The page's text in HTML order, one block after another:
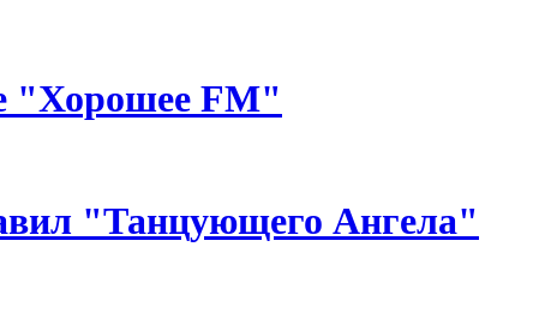
"Хорошее FM"
"Танцующего Ангела"